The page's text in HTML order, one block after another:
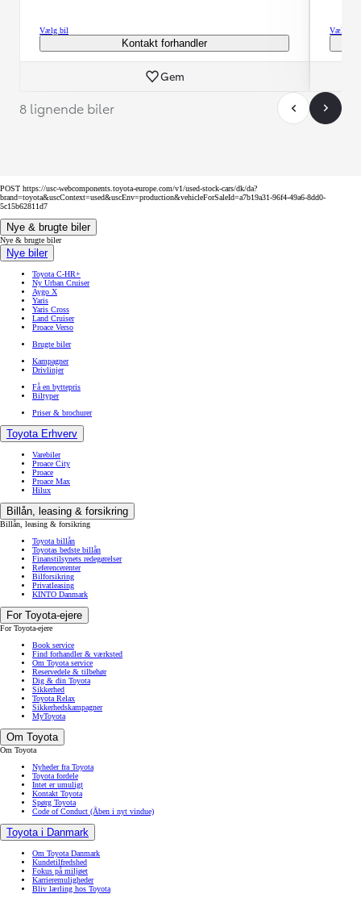
Vælg bil
Kontakt forhandler
Gem
Vælg bil
8 lignende biler
POST https://usc-webcomponents.toyota-europe.com/v1/used-stock-cars/dk/da?
brand=toyota&uscContext=used&uscEnv=production&vehicleForSaleId=a7b19a31-96f4-49a6-8dd0-
5c15b62811d7
Nye & brugte biler
Nye & brugte biler
Nye biler
Toyota C-HR+
Ny Urban Cruiser
Aygo X
Yaris
Yaris Cross
Land Cruiser
Proace Verso
Brugte biler
Kampagner
Drivlinjer
Få en byttepris
Biltyper
Priser & brochurer
Toyota Erhverv
Varebiler
Proace City
Proace
Proace Max
Hilux
Billån, leasing & forsikring
Billån, leasing & forsikring
Toyota billån
Toyotas bedste billån
Finanstilsynets redegørelser
Referencerenter
Bilforsikring
Privatleasing
KINTO Danmark
For Toyota-ejere
For Toyota-ejere
Book service
Find forhandler & værksted
Om Toyota service
Reservedele & tilbehør
Dig & din Toyota
Sikkerhed
Toyota Relax
Sikkerhedskampagner
MyToyota
Om Toyota
Om Toyota
Nyheder fra Toyota
Toyota fordele
Intet er umuligt
Kontakt Toyota
Spørg Toyota
Code of Conduct (Åben i nyt vindue)
Toyota i Danmark
Om Toyota Danmark
Kundetilfredshed
Fokus på miljøet
Karrieremuligheder
Bliv lærling hos Toyota